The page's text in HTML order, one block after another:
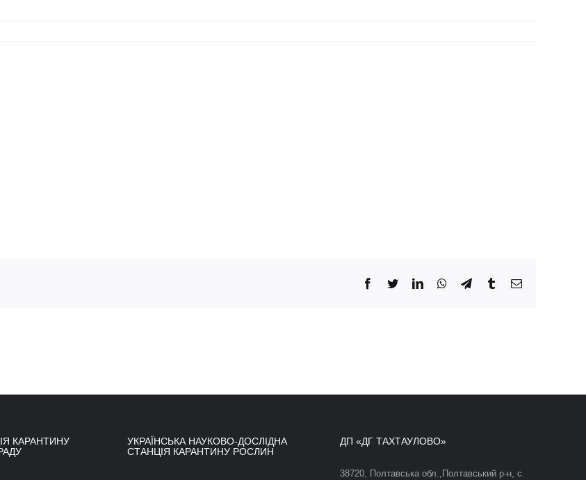
Facebook
TwitterLinkedInWhatsApp
TelegramTumblrEmail
КАРАНТИНУ
УКРАЇНСЬКА НАУКОВО-ДОСЛІДНА
СТАНЦІЯ КАРАНТИНУ РОСЛИН
ДП «ДГ ТАХТАУЛОВО»
38720, Полтавська обл.,Полтавський р-н, с.